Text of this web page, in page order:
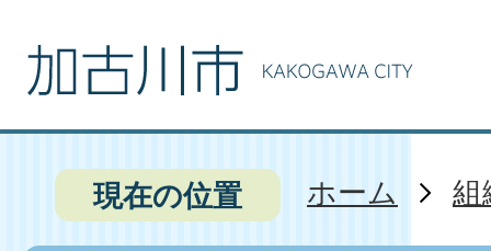
現在の位置 ホーム 組